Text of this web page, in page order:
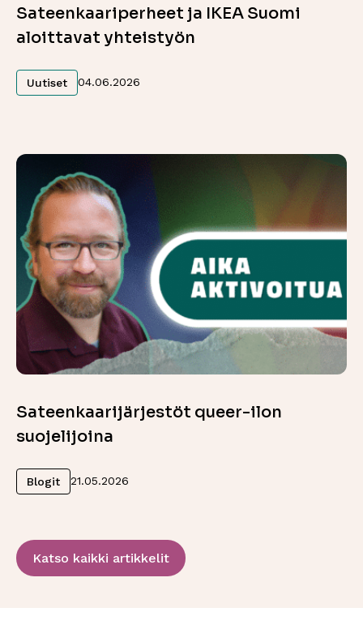
Sateenkaariperheet ja IKEA Suomi
aloittavat yhteistyön
Uutiset 04.06.2026
Sateenkaarijärjestöt queer-ilon
suojelijoina
Blogit 21.05.2026
Katso kaikki artikkelit